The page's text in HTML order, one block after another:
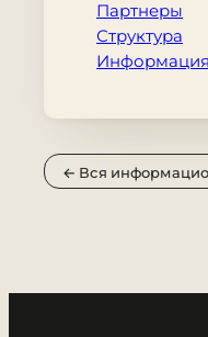
Партнеры
Структура
Информация
← Вся